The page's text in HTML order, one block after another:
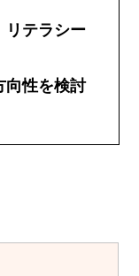
リテラシー
向性を検討